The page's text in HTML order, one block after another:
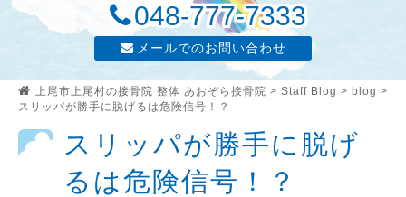
048-777-7333
メールでのお問い合わせ
上尾市上尾村の接骨院 整体 あおぞら接骨院 > Staff Blog > blog >
スリッパが勝手に脱げるは危険信号！？
スリッパが勝手に脱げ
るは危険信号！？